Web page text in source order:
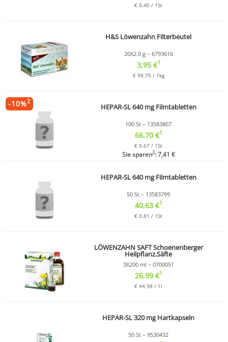
€ 0,40 / 1St
H&S Löwenzahn Filterbeutel
20X2.0 g – 6793616
3,95 €1
€ 98,75 / 1kg
HEPAR-SL 640 mg Filmtabletten
100 St – 13583807
66,70 €1
€ 0,67 / 1St
Sie sparen2: 7,41 €
-10%2
HEPAR-SL 640 mg Filmtabletten
50 St – 13583799
40,63 €1
€ 0,81 / 1St
LÖWENZAHN SAFT Schoenenberger
Heilpflanz.Säfte
3X200 ml – 0700051
26,99 €1
€ 44,98 / 1l
HEPAR-SL 320 mg Hartkapseln
50 St – 9530432